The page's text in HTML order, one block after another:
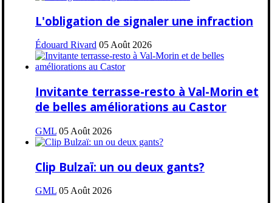
L'obligation de signaler une infraction
Édouard Rivard 05 Août 2026
Invitante terrasse-resto à Val-Morin et
de belles améliorations au Castor
GML 05 Août 2026
Clip Bulzaï: un ou deux gants?
GML 05 Août 2026